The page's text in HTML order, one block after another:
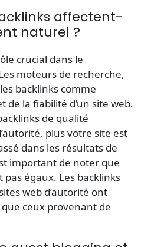
affectent-
naturel ?
crucial dans le
moteurs de recherche,
backlinks comme
de la fiabilité d’un site web.
de qualité
plus votre site est
dans les résultats de
important de noter que
égaux. Les backlinks
web d’autorité ont
ceux provenant de